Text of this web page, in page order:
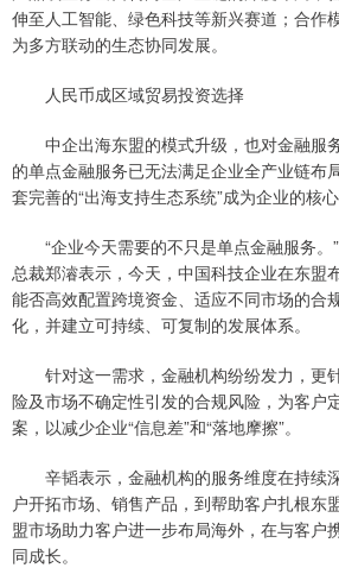
伸至人工智能、绿色科技等新兴赛道；合作
为多方联动的生态协同发展。
人民币成区域贸易投资选择
中企出海东盟的模式升级，也对金融服
的单点金融服务已无法满足企业全产业链布
套完善的“出海支持生态系统”成为企业的核心
“企业今天需要的不只是单点金融服务。
总裁郑濬表示，今天，中国科技企业在东盟
能否高效配置跨境资金、适应不同市场的合
化，并建立可持续、可复制的发展体系。
针对这一需求，金融机构纷纷发力，更
险及市场不确定性引发的合规风险，为客户
案，以减少企业“信息差”和“落地摩擦”。
辛韬表示，金融机构的服务维度在持续
户开拓市场、销售产品，到帮助客户扎根东
盟市场助力客户进一步布局海外，在与客户
同成长。